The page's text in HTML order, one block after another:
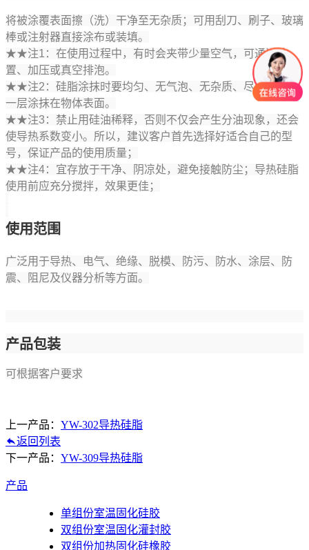
将被涂覆表面擦（洗）干净至无杂质；可用刮刀、刷子、玻璃
棒或注射器直接涂布或装填。
★★注1 ：在使用过程中，有时会夹带少量空气，可通过静
置、加压或真空排泡。
★★注2 ：硅脂涂抹时要均匀、无气泡、无杂质、尽可能薄薄
一层涂抹在物体表面。
★★注3 ：禁止用硅油稀释，否则不仅会产生分油现象，还会
使导热系数变小。所以，建议客户首先选择好适合自己的型
号，保证产品的使用质量；
★★注4：宜存放于干净、阴凉处，避免接触防尘；导热硅脂
使用前应充分搅拌，效果更佳；
使用范围
广泛用于导热、电气、绝缘、脱模、防污、防水、涂层、防
震、阻尼及仪器分析等方面。
产品包装
可根据客户要求
上一产品： YW-302导热硅脂
返回列表
下一产品： YW-309导热硅脂
产品
单组份室温固化硅胶
双组份室温固化灌封胶
双组份加热固化硅橡胶